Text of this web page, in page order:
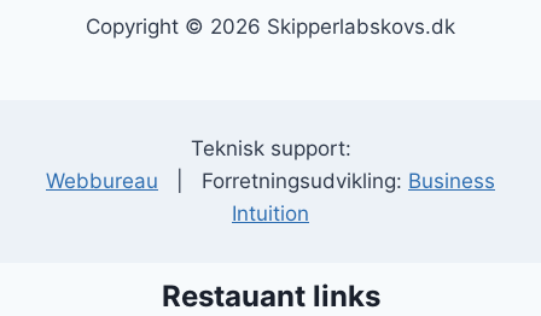
Copyright © 2026 Skipperlabskovs.dk
Teknisk support:
Webbureau | Forretningsudvikling: Business
Intuition
Restauant links